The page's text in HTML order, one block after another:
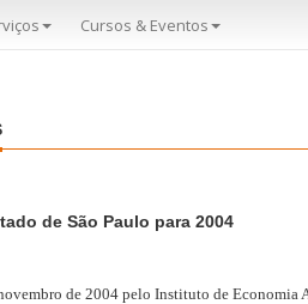
Cursos & Eventos
de São Paulo para 2004
de 2004 pelo Instituto de